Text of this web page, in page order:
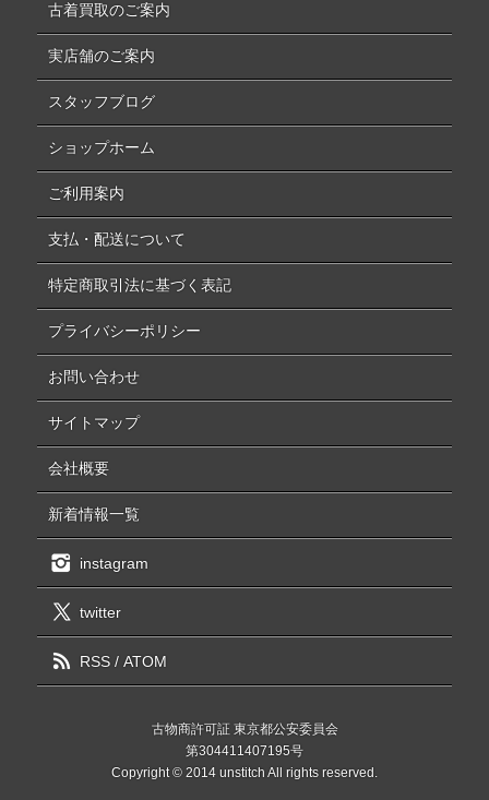
古着買取のご案内
実店舗のご案内
スタッフブログ
ショップホーム
ご利用案内
支払・配送について
特定商取引法に基づく表記
プライバシーポリシー
お問い合わせ
サイトマップ
会社概要
新着情報一覧
instagram
twitter
RSS/ ATOM
古物商許可証 東京都公安委員会
第304411407195号
Copyright © 2014 unstitch All rights reserved.